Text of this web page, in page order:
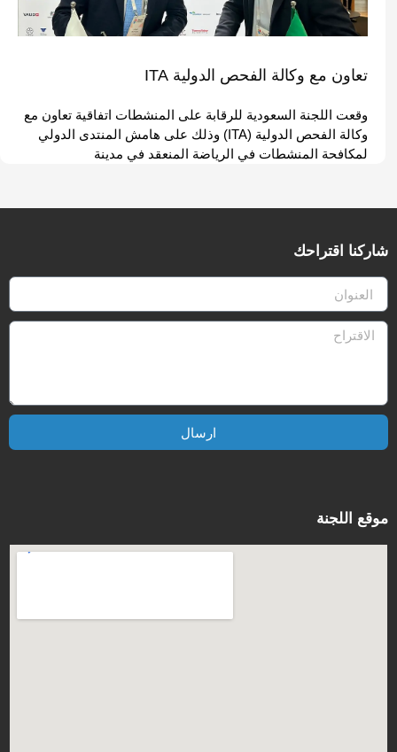
تعاون مع وكالة الفحص الدولية ITA
وقعت اللجنة السعودية للرقابة على المنشطات اتفاقية تعاون مع
وكالة الفحص الدولية (ITA) وذلك على هامش المنتدى الدولي
لمكافحة المنشطات في الرياضة المنعقد في مدينة
شاركنا اقتراحك
ارسال
موقع اللجنة